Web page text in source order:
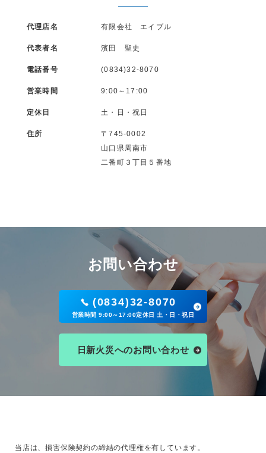
代理店名 有限会社 エイブル
代表者名 濱田 聖史
電話番号 (0834)32-8070
営業時間 9:00～17:00
定休日 土・日・祝日
住所
〒745-0002
山口県周南市
二番町３丁目５番地
お問い合わせ
(0834)32-8070
営業時間 9:00～17:00定休日 土・日・祝日
日新火災へのお問い合わせ
当店は、損害保険契約の締結の代理権を有しています。